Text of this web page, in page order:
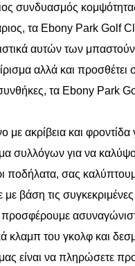
συνδυασμός
τα Ebony Park Golf
αυτών των
αλλά και
συνθήκες, τα Ebony Park
με ακρίβεια και
συλλόγων για να
ποδήλατα, σας
βάση τις
κλαμπ του γκολφ και
είναι να πληρώσετε